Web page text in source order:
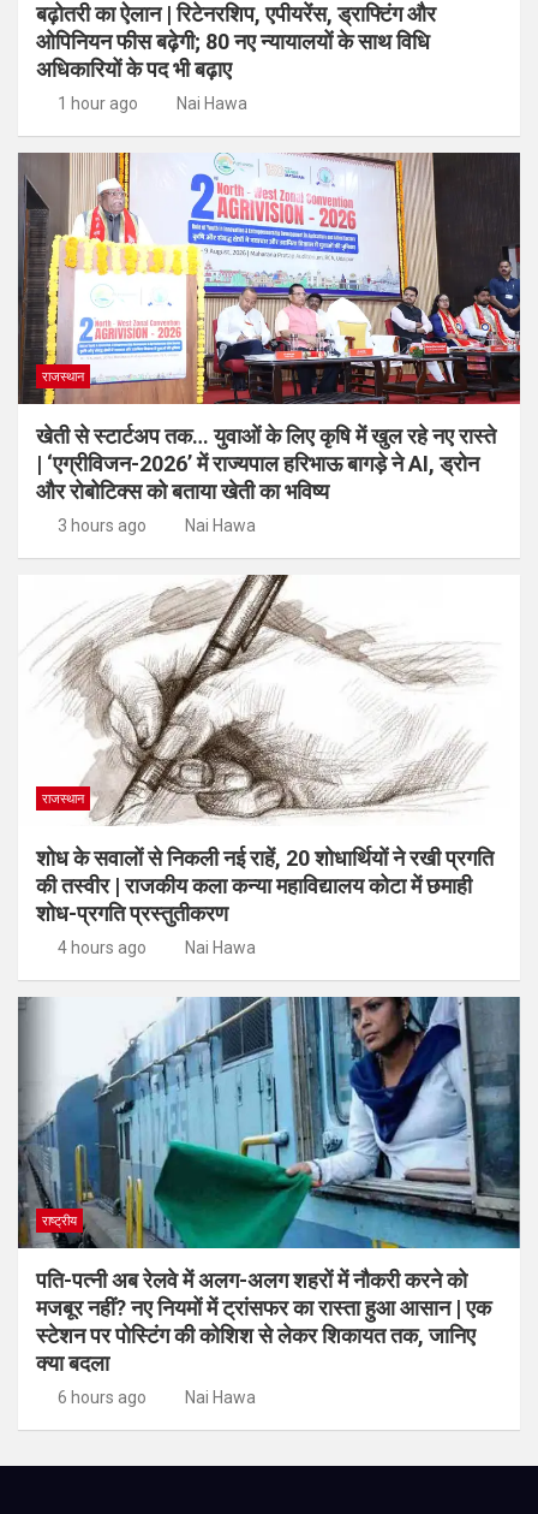
बढ़ोतरी का ऐलान | रिटेनरशिप, एपीयरेंस, ड्राफ्टिंग और
ओपिनियन फीस बढ़ेगी; 80 नए न्यायालयों के साथ विधि
अधिकारियों के पद भी बढ़ाए
1 hour ago Nai Hawa
राजस्थान
खेती से स्टार्टअप तक… युवाओं के लिए कृषि में खुल रहे नए रास्ते
| ‘एग्रीविजन-2026’ में राज्यपाल हरिभाऊ बागड़े ने AI, ड्रोन
और रोबोटिक्स को बताया खेती का भविष्य
3 hours ago Nai Hawa
राजस्थान
शोध के सवालों से निकली नई राहें, 20 शोधार्थियों ने रखी प्रगति
की तस्वीर | राजकीय कला कन्या महाविद्यालय कोटा में छमाही
शोध-प्रगति प्रस्तुतीकरण
4 hours ago Nai Hawa
राष्ट्रीय
पति-पत्नी अब रेलवे में अलग-अलग शहरों में नौकरी करने को
मजबूर नहीं? नए नियमों में ट्रांसफर का रास्ता हुआ आसान | एक
स्टेशन पर पोस्टिंग की कोशिश से लेकर शिकायत तक, जानिए
क्या बदला
6 hours ago Nai Hawa